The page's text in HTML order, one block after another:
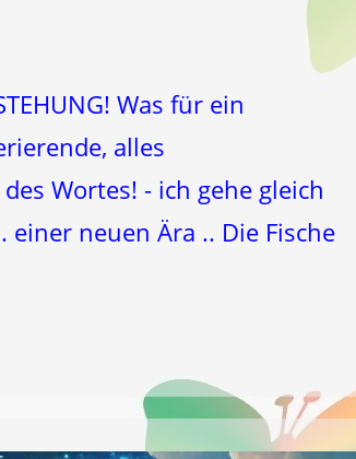
Was für ein
alles
Wortes! - ich gehe gleich
einer neuen Ära .. Die Fische